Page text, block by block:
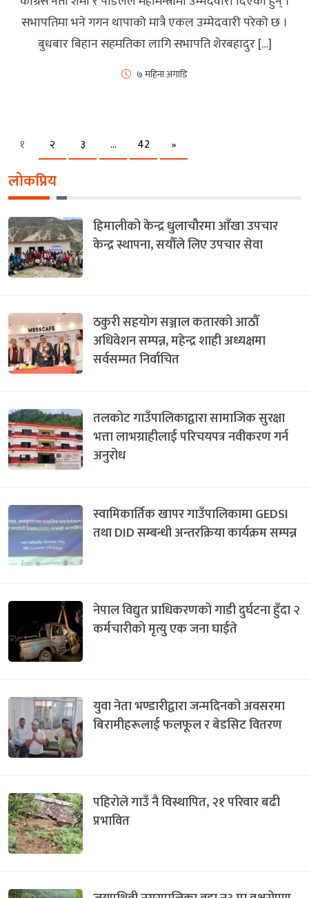
सभापतिमा भने गगन थापाको मात्रै एकल उम्मेदवारी परेको छ ।
बुधबार बिहान सहमतिका लागि सभापति शेरबहादुर […]
७ महिना अगाडि
१ २ ३ … 42 »
लोकप्रिय
हिमालीको केन्द्र धुलाचौरमा आँखा उपचार
केन्द्र स्थापना, सयौँले लिए उपचार सेवा
ठकुरी सहयोग सञ्जाल कतारको आठौँ
अधिवेशन सम्पन्न, महेन्द्र शाही अध्यक्षमा
सर्वसम्मत निर्वाचित
तलकोट गाउँपालिकाद्वारा सामाजिक सुरक्षा
भत्ता लाभग्राहीलाई परिचयपत्र नवीकरण गर्न
अनुरोध
स्वामिकार्तिक खापर गाउँपालिकामा GEDSI
तथा DID सम्बन्धी अन्तरक्रिया कार्यक्रम सम्पन्न
नेपाल विद्युत प्राधिकरणको गाडी दुर्घटना हुँदा २
कर्मचारीको मृत्यु एक जना घाईते
युवा नेता भण्डारीद्वारा जन्मदिनको अवसरमा
बिरामीहरूलाई फलफूल र बेडसिट वितरण
पहिरोले गाउँ नै विस्थापित, २१ परिवार बढी
प्रभावित